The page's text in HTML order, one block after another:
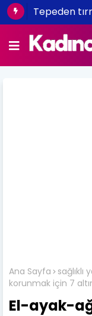
Tepeden
Ana Sayfa sağlıklı
korunmak için 7
El-ayak-